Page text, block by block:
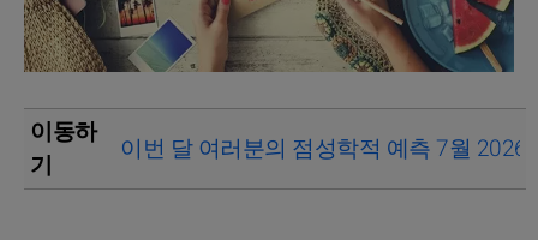
이동하
기
이번 달 여러분의 점성학적 예측 7월 2026